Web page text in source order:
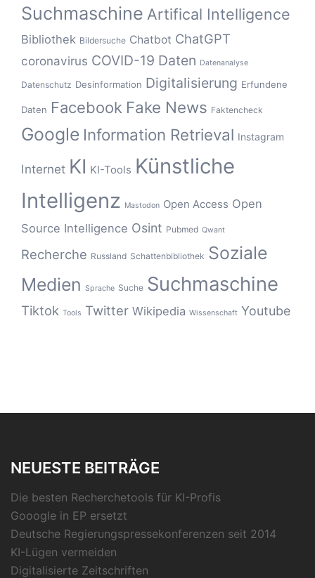
Suchmaschine Artifical Intelligence
Bibliothek Bildersuche Chatbot ChatGPT
coronavirus COVID-19 Daten Datenanalyse
Datenschutz Desinformation Digitalisierung Erfundene
Daten Facebook Fake News Faktencheck
Google Information Retrieval Instagram
Internet KI KI-Tools Künstliche
Intelligenz Mastodon Open Access Open
Source Intelligence Osint Pubmed Qwant
Recherche Russland Schattenbibliothek Soziale
Medien Sprache Suche Suchmaschine
Tiktok Tools Twitter Wikipedia Wissenschaft Youtube
NEUESTE BEITRÄGE
Die besten Recherchetools für KI-Profis
Gooogle in EP ersetzt
Deutsche Regierungspressekonferenzen seit 2014
KI-Lügen vermeiden
Digitalisierte Zeitschriften